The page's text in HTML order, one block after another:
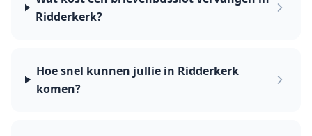
Ridderkerk?
Hoe snel kunnen jullie in Ridderkerk
komen?